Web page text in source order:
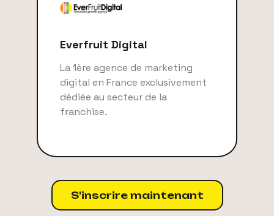
Everfruit Digital
La 1ère agence de marketing
digital en France exclusivement
dédiée au secteur de la
franchise.
S'inscrire maintenant